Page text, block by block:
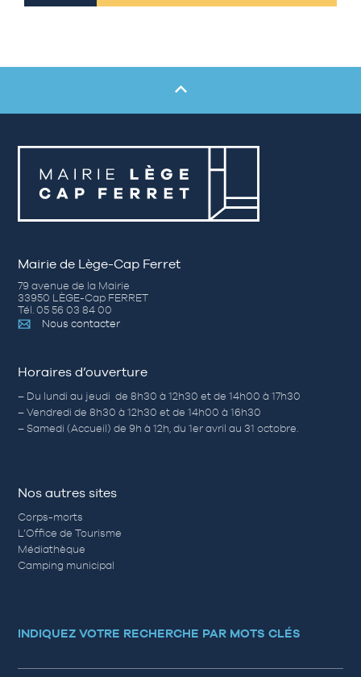
Mairie de Lège-Cap Ferret
79 avenue de la Mairie
33950 LÈGE-Cap FERRET
Tél. 05 56 03 84 00
Nous contacter
Horaires d’ouverture
– Du lundi au jeudi de 8h30 à 12h30 et de 14h00 à 17h30
– Vendredi de 8h30 à 12h30 et de 14h00 à 16h30
– Samedi (Accueil) de 9h à 12h, du 1er avril au 31 octobre.
Nos autres sites
Corps-morts
L’Office de Tourisme
Médiathèque
Camping municipal
INDIQUEZ VOTRE RECHERCHE PAR MOTS CLÉS